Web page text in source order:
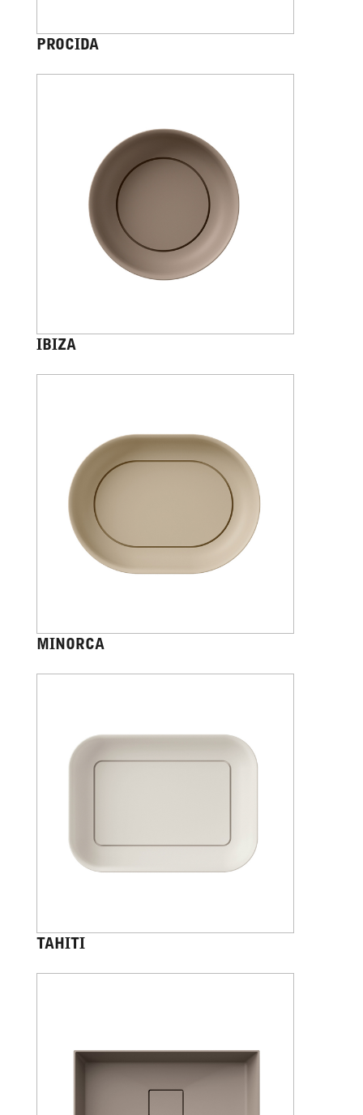
PROCIDA
IBIZA
MINORCA
TAHITI